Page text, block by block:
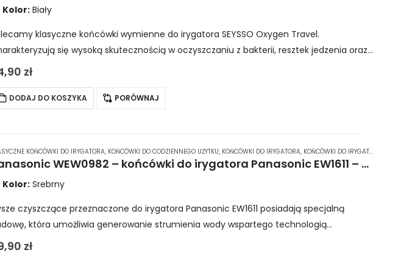
Kolor: Biały
klasyczne końcówki wymienne do irygatora SEYSSO Oxygen Travel.
się wysoką skutecznością w oczyszczaniu z bakterii, resztek jedzenia oraz
codziennych nalotów w jamie ustnej, nawet z trudno dostępnych…
zł
DODAJ DO KOSZYKA PORÓWNAJ
KOŃCÓWKI DO IRYGATORA, KOŃCÓWKI DO CODZIENNEGO UŻYTKU, KOŃCÓWKI DO IRYGATORA, KOŃCÓWKI DO IRYGATORA PANASONIC
Panasonic WEW0982 – końcówki do irygatora Panasonic EW1611 – 2 szt.
Kolor: Srebrny
czyszczące przeznaczone do irygatora Panasonic EW1611 posiadają specjalną
która umożliwia generowanie strumienia wody wspartego technologią
Dzięki temu irygacja staje się jeszcze skuteczniejsza i bardziej precyzyjna.
zł